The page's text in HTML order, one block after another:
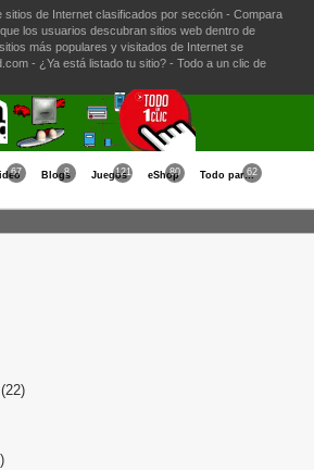
sitios de Internet clasificados por sección - Compara
los usuarios descubran sitios web dentro de
más populares y visitados de Internet se
- ¿Ya está listado tu sitio? - Todo a un clic de
67 Blogs
8 Juegos
121 eShop
80 Todo para la Mujer
62
(22)